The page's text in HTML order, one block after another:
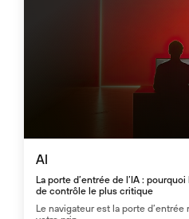
AI
La porte d’entrée de l’IA :
de contrôle le plus critique
Le navigateur est la porte